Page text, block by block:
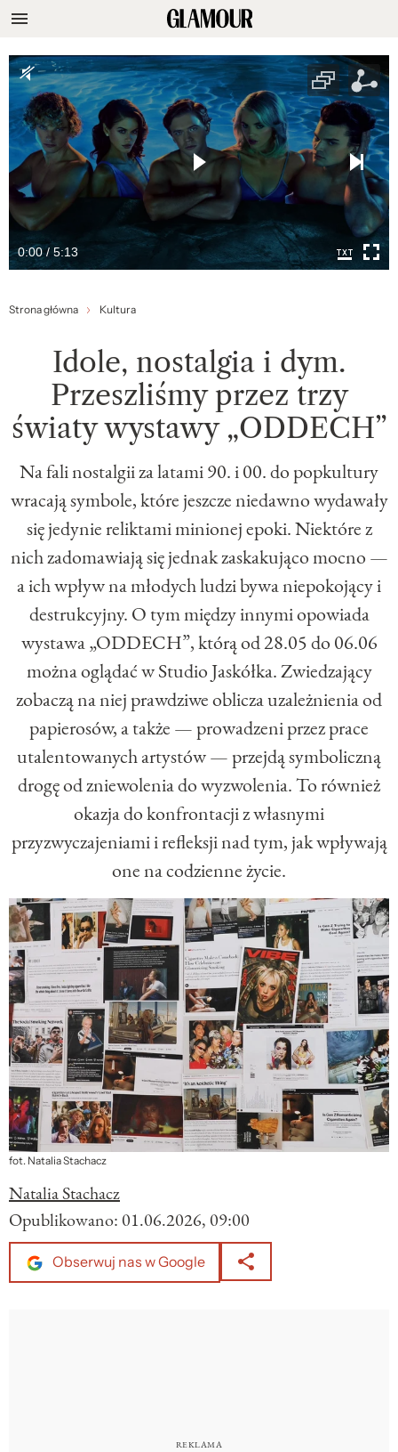
0:00 / 5:13
Strona główna Kultura
Idole, nostalgia i dym.
Przeszliśmy przez trzy
światy wystawy „ODDECH”
Na fali nostalgii za latami 90. i 00. do popkultury
wracają symbole, które jeszcze niedawno wydawały
się jedynie reliktami minionej epoki. Niektóre z
nich zadomawiają się jednak zaskakująco mocno —
a ich wpływ na młodych ludzi bywa niepokojący i
destrukcyjny. O tym między innymi opowiada
wystawa „ODDECH”, którą od 28.05 do 06.06
można oglądać w Studio Jaskółka. Zwiedzający
zobaczą na niej prawdziwe oblicza uzależnienia od
papierosów, a także — prowadzeni przez prace
utalentowanych artystów — przejdą symboliczną
drogę od zniewolenia do wyzwolenia. To również
okazja do konfrontacji z własnymi
przyzwyczajeniami i refleksji nad tym, jak wpływają
one na codzienne życie.
fot. Natalia Stachacz
Natalia Stachacz
Opublikowano: 01.06.2026, 09:00
Obserwuj nas w Google